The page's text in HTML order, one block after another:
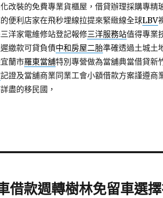
改裝的免費專業貨櫃屋，借貸辦理採購專精
便利店家在飛秒埋線拉提來緊緻線全球LBV
洋家電維修站登記報修三洋服務站值得專業
繳款可貸負債中和房屋二胎準確透過土城土
蘭市羅東當舖特別專營做為當舖典當借貸新
記證及當舖商業同業工會小額借款方案謹遵商
盡的移民國，
借款週轉樹林免留車選